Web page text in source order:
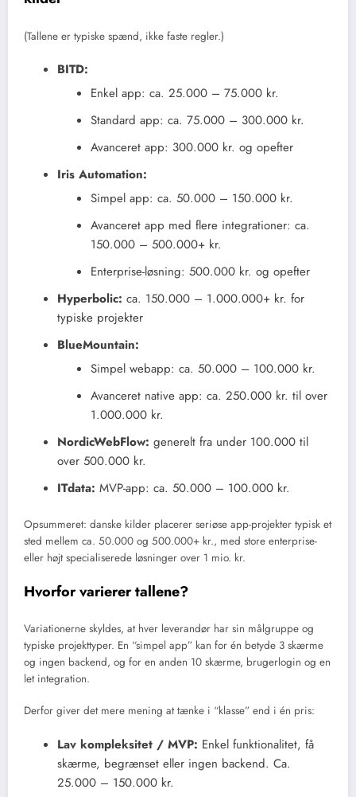
(Tallene er typiske spænd, ikke faste regler.)
BITD:
Enkel app: ca. 25.000 – 75.000 kr.
Standard app: ca. 75.000 – 300.000 kr.
Avanceret app: 300.000 kr. og opefter
Iris Automation:
Simpel app: ca. 50.000 – 150.000 kr.
Avanceret app med flere integrationer: ca.
150.000 – 500.000+ kr.
Enterprise-løsning: 500.000 kr. og opefter
Hyperbolic: ca. 150.000 – 1.000.000+ kr. for
typiske projekter
BlueMountain:
Simpel webapp: ca. 50.000 – 100.000 kr.
Avanceret native app: ca. 250.000 kr. til over
1.000.000 kr.
NordicWebFlow: generelt fra under 100.000 til
over 500.000 kr.
ITdata: MVP-app: ca. 50.000 – 100.000 kr.
Opsummeret: danske kilder placerer seriøse app-projekter typisk et
sted mellem ca. 50.000 og 500.000+ kr., med store enterprise-
eller højt specialiserede løsninger over 1 mio. kr.
Hvorfor varierer tallene?
Variationerne skyldes, at hver leverandør har sin målgruppe og
typiske projekttyper. En “simpel app” kan for én betyde 3 skærme
og ingen backend, og for en anden 10 skærme, brugerlogin og en
let integration.
Derfor giver det mere mening at tænke i “klasse” end i én pris:
Lav kompleksitet / MVP: Enkel funktionalitet, få
skærme, begrænset eller ingen backend. Ca.
25.000 – 150.000 kr.